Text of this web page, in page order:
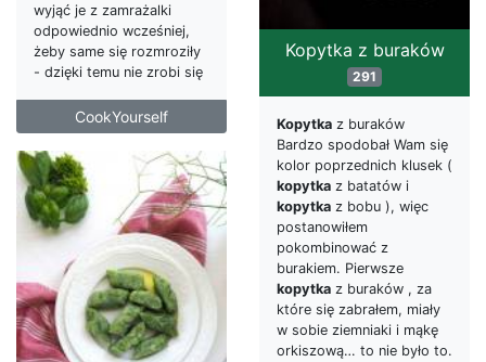
wyjąć je z zamrażalki
odpowiednio wcześniej,
żeby same się rozmroziły
- dzięki temu nie zrobi się
CookYourself
Kopytka z buraków
291
Kopytka z buraków
Bardzo spodobał Wam się
kolor poprzednich klusek (
kopytka z batatów i
kopytka z bobu ), więc
postanowiłem
pokombinować z
burakiem. Pierwsze
kopytka z buraków , za
które się zabrałem, miały
w sobie ziemniaki i mąkę
orkiszową… to nie było to.